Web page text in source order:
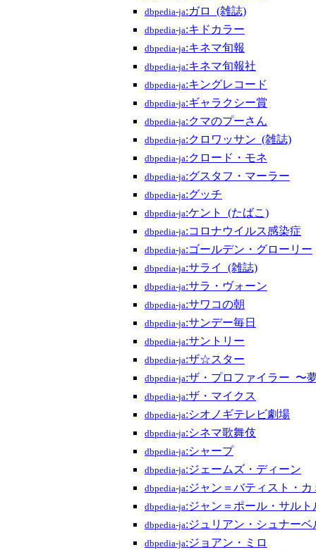
dbpedia-ja:ガロ_(雑誌)
dbpedia-ja:キドカラー
dbpedia-ja:キネマ旬報
dbpedia-ja:キネマ旬報社
dbpedia-ja:キングレコード
dbpedia-ja:ギャラクシー賞
dbpedia-ja:クマのプーさん
dbpedia-ja:クロワッサン_(雑誌)
dbpedia-ja:クロード・モネ
dbpedia-ja:グスタフ・マーラー
dbpedia-ja:グッチ
dbpedia-ja:ケント_(たばこ)
dbpedia-ja:コロナウイルス感染症
dbpedia-ja:ゴールデン・グローリー
dbpedia-ja:サライ_(雑誌)
dbpedia-ja:サラ・ヴォーン
dbpedia-ja:サワコの朝
dbpedia-ja:サンデー毎日
dbpedia-ja:サントリー
dbpedia-ja:ザ☆スター
dbpedia-ja:ザ・プロファイラー_〜
dbpedia-ja:ザ・マイクス
dbpedia-ja:シオノギテレビ劇場
dbpedia-ja:シネマ歌舞伎
dbpedia-ja:シャープ
dbpedia-ja:ジェームズ・ディーン
dbpedia-ja:ジャン＝バティスト・
dbpedia-ja:ジャン＝ポール・サルト
dbpedia-ja:ジュリアン・シュナーベ
dbpedia-ja:ジョアン・ミロ